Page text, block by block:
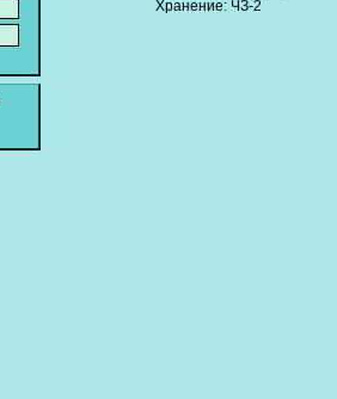
Хранение: ЧЗ-2